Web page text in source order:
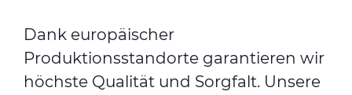
Dank europäischer
Produktionsstandorte garantieren wir
höchste Qualität und Sorgfalt. Unsere